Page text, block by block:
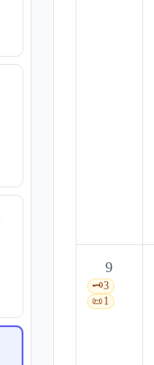
9
🗝️3
📜1